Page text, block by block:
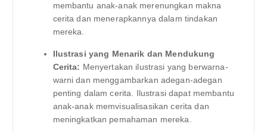
membantu anak-anak merenungkan makna
cerita dan menerapkannya dalam tindakan
mereka.
Ilustrasi yang Menarik dan Mendukung
Cerita: Menyertakan ilustrasi yang berwarna-
warni dan menggambarkan adegan-adegan
penting dalam cerita. Ilustrasi dapat membantu
anak-anak memvisualisasikan cerita dan
meningkatkan pemahaman mereka.